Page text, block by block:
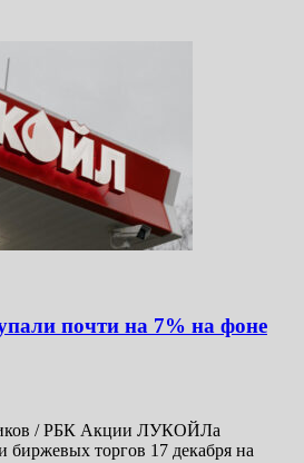
почти на 7% на фоне
/ РБК Акции ЛУКОЙЛа
биржевых торгов 17 декабря на